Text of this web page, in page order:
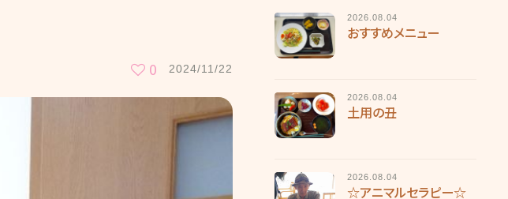
2024/11/22
0
2026.08.04
おすすめメニュー
2026.08.04
土用の丑
2026.08.04
☆アニマルセラピー☆